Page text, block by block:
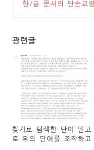
으로 구현해보기
(0)
한/글 문서의 단순교
관련글
찾기로 탐색한 단어 말고
로 뒤의 단어를 조작하고